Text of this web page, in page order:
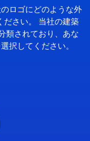
ロゴにどのような外
ださい。 当社の建築
類されており、あな
択してください。